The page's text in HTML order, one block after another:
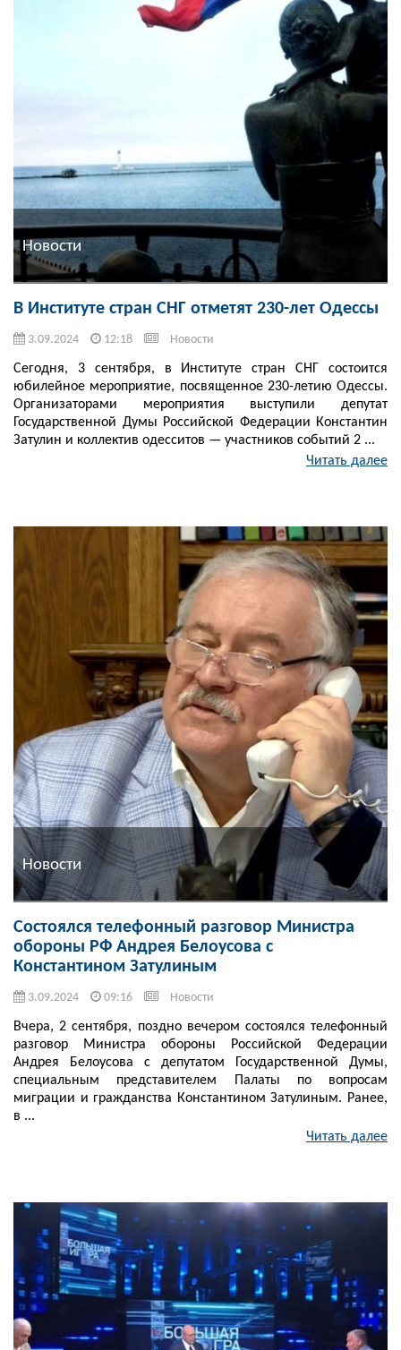
Новости
В Институте стран СНГ отметят 230-лет Одессы
3.09.2024 12:18 Новости
Сегодня, 3 сентября, в Институте стран СНГ состоится
юбилейное мероприятие, посвященное 230-летию Одессы.
Организаторами мероприятия выступили депутат
Государственной Думы Российской Федерации Константин
Затулин и коллектив одесситов — участников событий 2 ...
Читать далее
Новости
Состоялся телефонный разговор Министра
обороны РФ Андрея Белоусова с
Константином Затулиным
3.09.2024 09:16 Новости
Вчера, 2 сентября, поздно вечером состоялся телефонный
разговор Министра обороны Российской Федерации
Андрея Белоусова с депутатом Государственной Думы,
специальным представителем Палаты по вопросам
миграции и гражданства Константином Затулиным. Ранее,
в ...
Читать далее